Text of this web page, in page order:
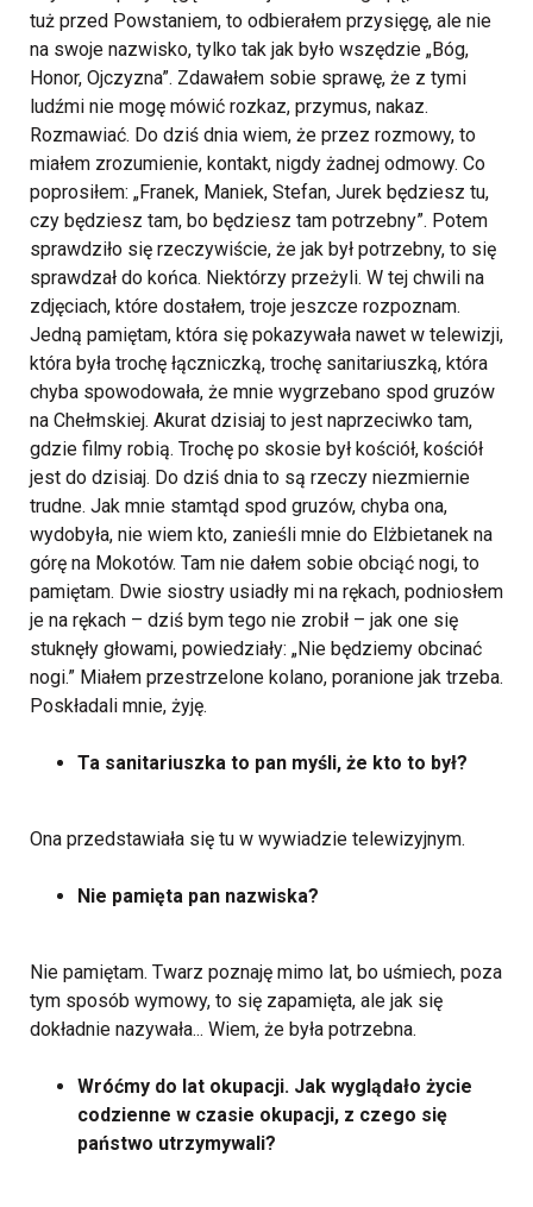
tuż przed Powstaniem, to odbierałem przysięgę, ale nie
na swoje nazwisko, tylko tak jak było wszędzie „Bóg,
Honor, Ojczyzna”. Zdawałem sobie sprawę, że z tymi
ludźmi nie mogę mówić rozkaz, przymus, nakaz.
Rozmawiać. Do dziś dnia wiem, że przez rozmowy, to
miałem zrozumienie, kontakt, nigdy żadnej odmowy. Co
poprosiłem: „Franek, Maniek, Stefan, Jurek będziesz tu,
czy będziesz tam, bo będziesz tam potrzebny”. Potem
sprawdziło się rzeczywiście, że jak był potrzebny, to się
sprawdzał do końca. Niektórzy przeżyli. W tej chwili na
zdjęciach, które dostałem, troje jeszcze rozpoznam.
Jedną pamiętam, która się pokazywała nawet w telewizji,
która była trochę łączniczką, trochę sanitariuszką, która
chyba spowodowała, że mnie wygrzebano spod gruzów
na Chełmskiej. Akurat dzisiaj to jest naprzeciwko tam,
gdzie filmy robią. Trochę po skosie był kościół, kościół
jest do dzisiaj. Do dziś dnia to są rzeczy niezmiernie
trudne. Jak mnie stamtąd spod gruzów, chyba ona,
wydobyła, nie wiem kto, zanieśli mnie do Elżbietanek na
górę na Mokotów. Tam nie dałem sobie obciąć nogi, to
pamiętam. Dwie siostry usiadły mi na rękach, podniosłem
je na rękach – dziś bym tego nie zrobił – jak one się
stuknęły głowami, powiedziały: „Nie będziemy obcinać
nogi.” Miałem przestrzelone kolano, poranione jak trzeba.
Poskładali mnie, żyję.
Ta sanitariuszka to pan myśli, że kto to był?
Ona przedstawiała się tu w wywiadzie telewizyjnym.
Nie pamięta pan nazwiska?
Nie pamiętam. Twarz poznaję mimo lat, bo uśmiech, poza
tym sposób wymowy, to się zapamięta, ale jak się
dokładnie nazywała... Wiem, że była potrzebna.
Wróćmy do lat okupacji. Jak wyglądało życie
codzienne w czasie okupacji, z czego się
państwo utrzymywali?